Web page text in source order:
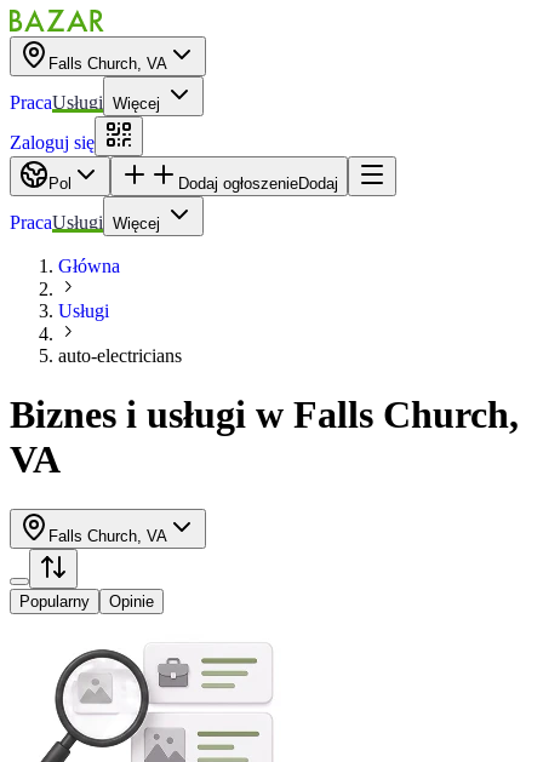
Falls Church, VA
PracaUsługi Więcej
Zaloguj się
Pol Dodaj ogłoszenieDodaj
PracaUsługi Więcej
Główna
Usługi
auto-electricians
Biznes i usługi w Falls Church,
VA
Falls Church, VA
Popularny Opinie